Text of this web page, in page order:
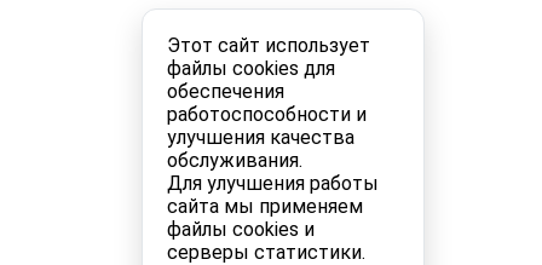
Этот сайт использует
файлы cookies для
обеспечения
работоспособности и
улучшения качества
обслуживания.
Для улучшения работы
сайта мы применяем
файлы cookies и
серверы статистики.